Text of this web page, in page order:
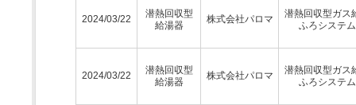
2024/03/22
潜熱回収型
給湯器
株式会社パロマ
潜熱回収型ガス
ふろシステム
2024/03/22
潜熱回収型
給湯器
株式会社パロマ
潜熱回収型ガス
ふろシステム